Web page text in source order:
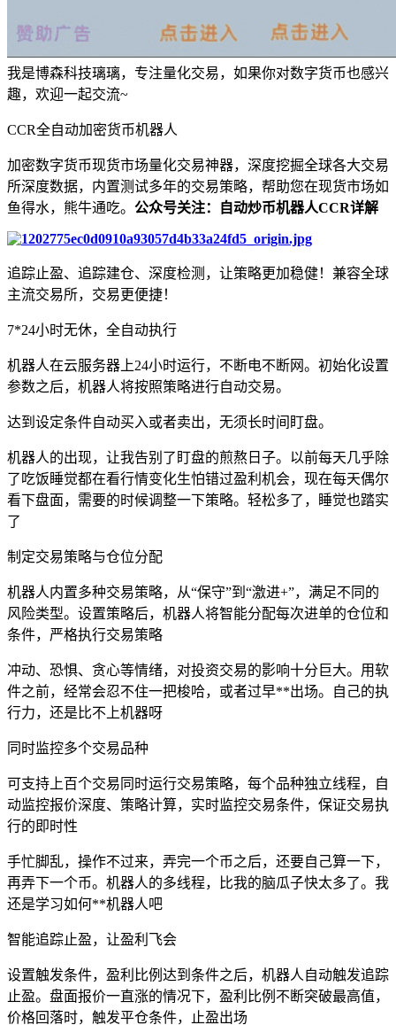
我是博森科技璃璃，专注量化交易，如果你对数字货币也感兴
趣，欢迎一起交流~
CCR全自动加密货币机器人
加密数字货币现货市场量化交易神器，深度挖掘全球各大交易
所深度数据，内置测试多年的交易策略，帮助您在现货市场如
鱼得水，熊牛通吃。 公众号关注：自动炒币机器人CCR详解
追踪止盈、追踪建仓、深度检测，让策略更加稳健！兼容全球
主流交易所，交易更便捷！
7*24小时无休，全自动执行
机器人在云服务器上24小时运行，不断电不断网。初始化设置
参数之后，机器人将按照策略进行自动交易。
达到设定条件自动买入或者卖出，无须长时间盯盘。
机器人的出现，让我告别了盯盘的煎熬日子。以前每天几乎除
了吃饭睡觉都在看行情变化生怕错过盈利机会，现在每天偶尔
看下盘面，需要的时候调整一下策略。轻松多了，睡觉也踏实
了
制定交易策略与仓位分配
机器人内置多种交易策略，从“保守”到“激进+”，满足不同的
风险类型。设置策略后，机器人将智能分配每次进单的仓位和
条件，严格执行交易策略
冲动、恐惧、贪心等情绪，对投资交易的影响十分巨大。用软
件之前，经常会忍不住一把梭哈，或者过早**出场。自己的执
行力，还是比不上机器呀
同时监控多个交易品种
可支持上百个交易同时运行交易策略，每个品种独立线程，自
动监控报价深度、策略计算，实时监控交易条件，保证交易执
行的即时性
手忙脚乱，操作不过来，弄完一个币之后，还要自己算一下，
再弄下一个币。机器人的多线程，比我的脑瓜子快太多了。我
还是学习如何**机器人吧
智能追踪止盈，让盈利飞会
设置触发条件，盈利比例达到条件之后，机器人自动触发追踪
止盈。盘面报价一直涨的情况下，盈利比例不断突破最高值，
价格回落时，触发平仓条件，止盈出场